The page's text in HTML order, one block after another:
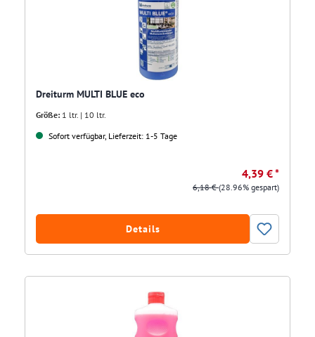
Dreiturm MULTI BLUE eco
Größe: 1 ltr. | 10 ltr.
Sofort verfügbar, Lieferzeit: 1-5 Tage
4,39 € *
6,18 €(28.96% gespart)
Details